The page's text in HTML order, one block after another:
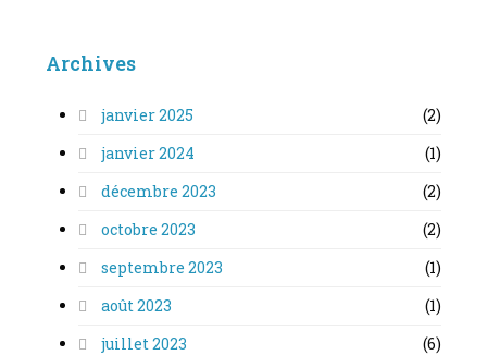
Archives
janvier 2025
(2)
janvier 2024
(1)
décembre 2023
(2)
octobre 2023
(2)
septembre 2023
(1)
août 2023
(1)
juillet 2023
(6)